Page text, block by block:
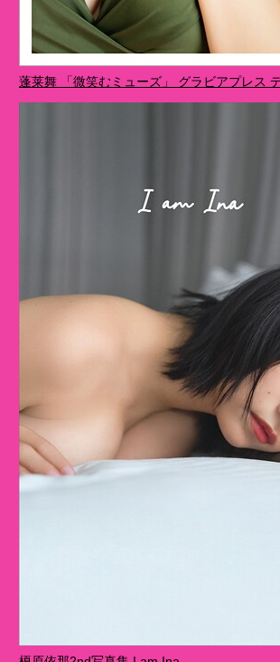
蓬莱舞 「微笑むミューズ」 グラビアプレス